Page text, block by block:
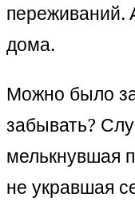
переживаний.
дома.
Можно было
забывать?
мелькнувшая
не укравшая